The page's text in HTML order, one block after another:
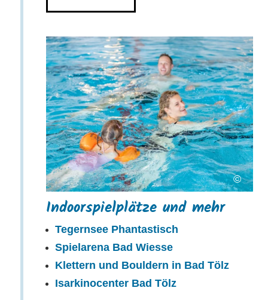
©
Indoorspielplätze und mehr
Tegernsee Phantastisch
Spielarena Bad Wiesse
Klettern und Bouldern in Bad Tölz
Isarkinocenter Bad Tölz